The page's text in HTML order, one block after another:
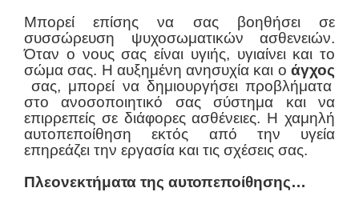
Μπορεί επίσης να σας βοηθήσει σε
συσσώρευση ψυχοσωματικών ασθενειών.
Όταν ο νους σας είναι υγιής, υγιαίνει και το
σώμα σας. Η αυξημένη ανησυχία και ο άγχος
σας, μπορεί να δημιουργήσει προβλήματα
στο ανοσοποιητικό σας σύστημα και να
επιρρεπείς σε διάφορες ασθένειες. Η χαμηλή
αυτοπεποίθηση εκτός από την υγεία
επηρεάζει την εργασία και τις σχέσεις σας.
Πλεονεκτήματα της αυτοπεποίθησης…